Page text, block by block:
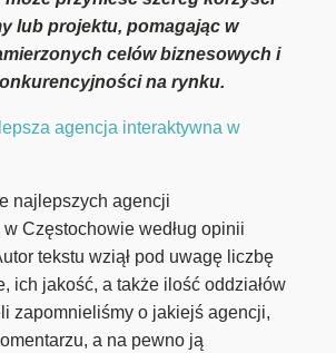
lub projektu, pomagając w
celów biznesowych i
na rynku.
agencja interaktywna w
najlepszych agencji
w Częstochowie według opinii
tekstu wziął pod uwagę liczbę
ich jakość, a także ilość oddziałów
zapomnieliśmy o jakiejś agencji,
a na pewno ją